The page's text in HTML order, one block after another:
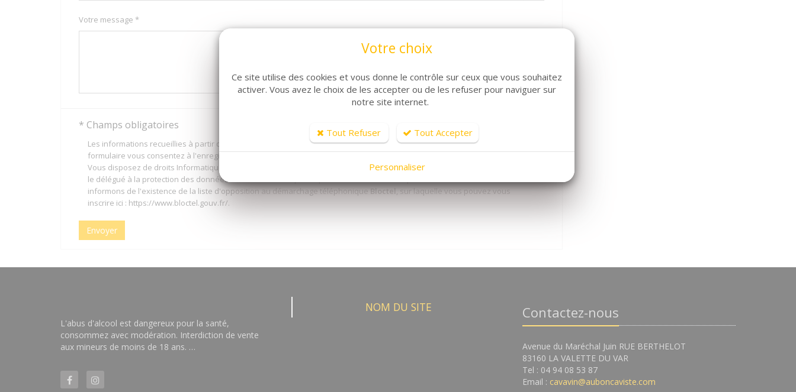
Votre message *
* Champs obligatoires
Les informations recueillies à partir de ce formulaire sont nécessaires à l'instruction de votre demande. En envoyant ce
formulaire vous consentez à l'enregistrement et à la transmission aux services de Cavavin en charge de son traitement.
Vous disposez de droits Informatique et Libertés sur les données vous concernant, que vous pouvez exercer en contactant
le délégué à la protection des données de Cavavin.
informons de l'existence de la liste d'opposition au démarchage téléphoniqueBloctel, sur laquelle vous pouvez vous
inscrire ici : https://www.bloctel.gouv.fr/.
Envoyer
L'abus d'alcool est dangereux pour la santé,
consommez avec modération. Interdiction de vente
aux mineurs de moins de 18 ans. …
NOM DU SITE Contactez-nous
Avenue du Maréchal Juin RUE BERTHELOT
83160 LA VALETTE DU VAR
Tel : 04 94 08 53 87
Email : cavavin@auboncaviste.com
Votre choix
Ce site utilise des cookies et vous donne le contrôle sur ceux que vous souhaitez
activer. Vous avez le choix de les accepter ou de les refuser pour naviguer sur
notre site internet.
Tout Refuser Tout Accepter
Personnaliser